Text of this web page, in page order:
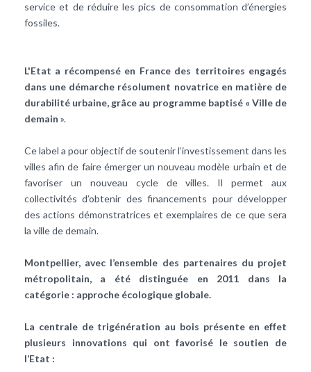
service et de réduire les pics de consommation d’énergies
fossiles.
L'Etat a récompensé en France des territoires engagés
dans une démarche résolument novatrice en matière de
durabilité urbaine, grâce au programme baptisé « Ville de
demain ».
Ce label a pour objectif de soutenir l’investissement dans les
villes afin de faire émerger un nouveau modèle urbain et de
favoriser un nouveau cycle de villes. Il permet aux
collectivités d’obtenir des financements pour développer
des actions démonstratrices et exemplaires de ce que sera
la ville de demain.
Montpellier, avec l’ensemble des partenaires du projet
métropolitain, a été distinguée en 2011 dans la
catégorie : approche écologique globale.
La centrale de trigénération au bois présente en effet
plusieurs innovations qui ont favorisé le soutien de
l’Etat :